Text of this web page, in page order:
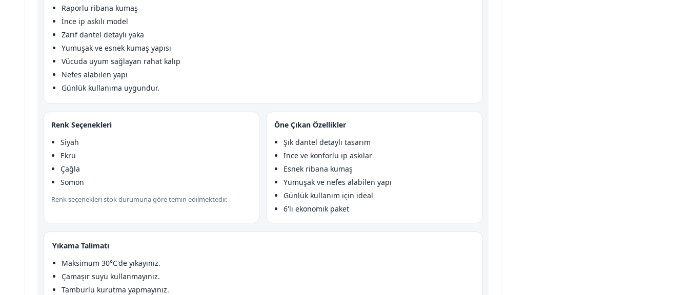
Raporlu ribana kumaş
İnce ip askılı model
Zarif dantel detaylı yaka
Yumuşak ve esnek kumaş yapısı
Vücuda uyum sağlayan rahat kalıp
Nefes alabilen yapı
Günlük kullanıma uygundur.
Renk Seçenekleri
Siyah
Ekru
Çağla
Somon
Renk seçenekleri stok durumuna göre temin edilmektedir.
Öne Çıkan Özellikler
Şık dantel detaylı tasarım
İnce ve konforlu ip askılar
Esnek ribana kumaş
Yumuşak ve nefes alabilen yapı
Günlük kullanım için ideal
6'lı ekonomik paket
Yıkama Talimatı
Maksimum 30°C'de yıkayınız.
Çamaşır suyu kullanmayınız.
Tamburlu kurutma yapmayınız.